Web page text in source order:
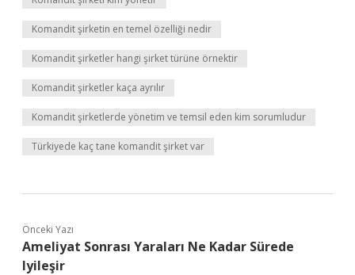
Komandit şirketin en temel özelliği nedir
Komandit şirketler hangi şirket türüne örnektir
Komandit şirketler kaça ayrılır
Komandit şirketlerde yönetim ve temsil eden kim sorumludur
Türkiyede kaç tane komandit şirket var
Önceki Yazı
Ameliyat Sonrası Yaraları Ne Kadar Sürede
Iyileşir